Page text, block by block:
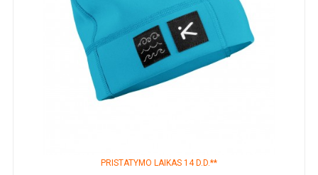
PRISTATYMO LAIKAS 14 D.D.**